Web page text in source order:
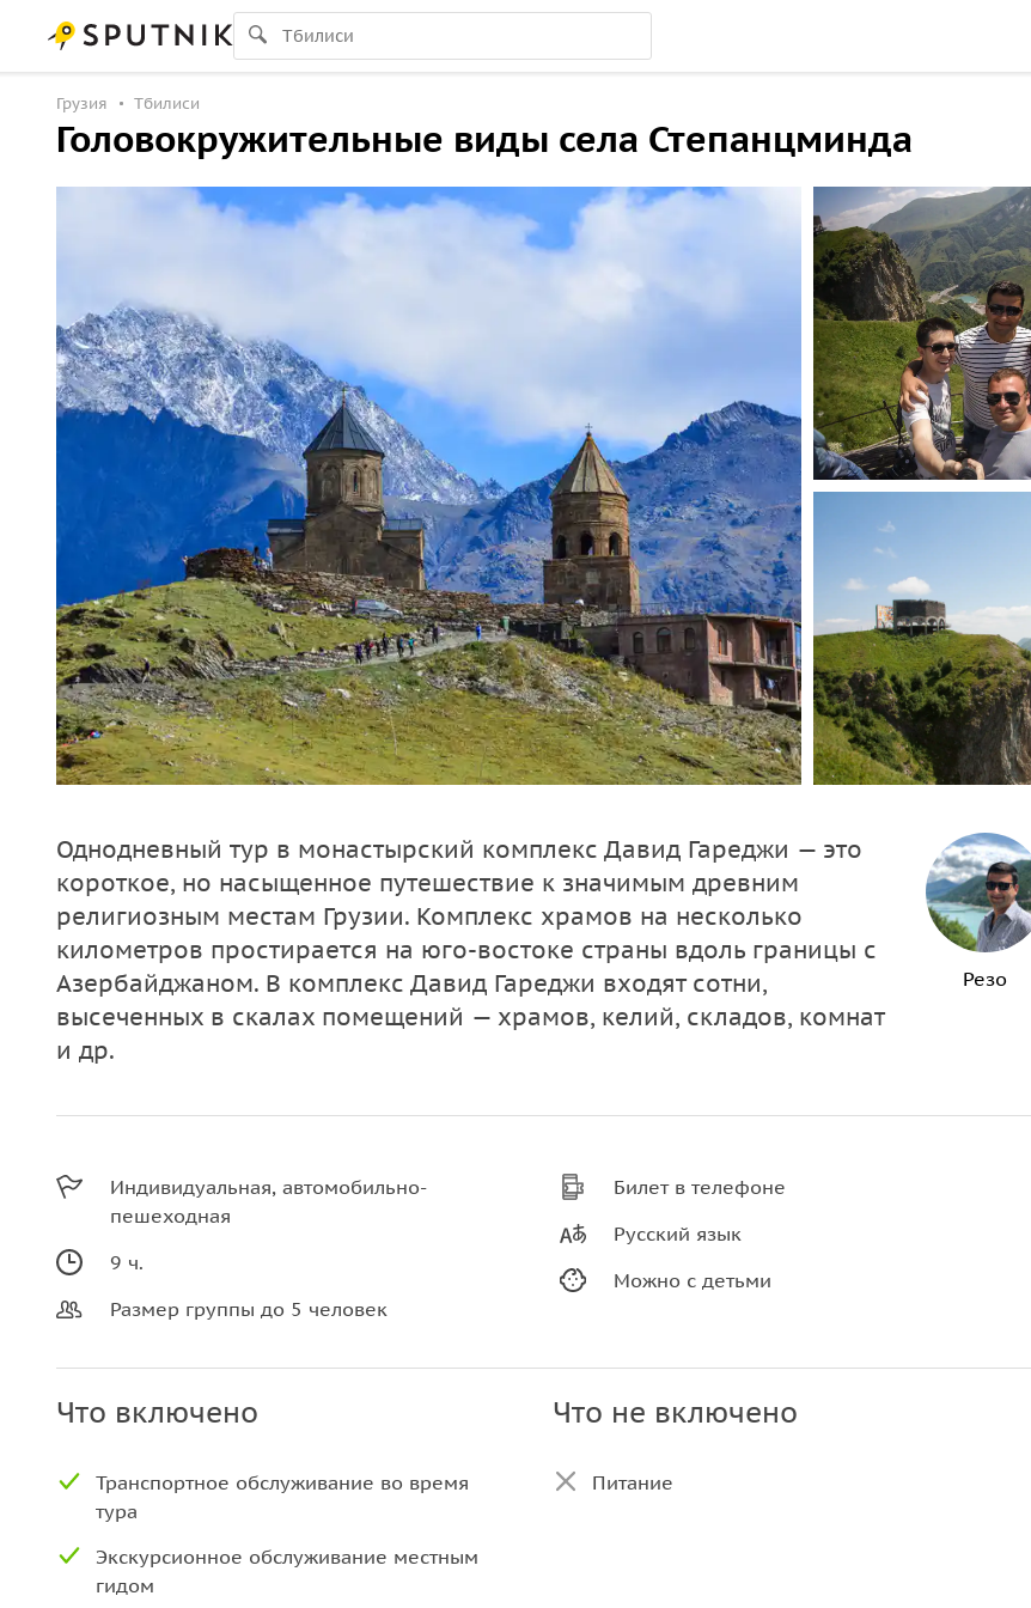
Грузия Тбилиси
Головокружительные виды села Степанцминда
Однодневный тур в монастырский комплекс Давид Гареджи — это
короткое, но насыщенное путешествие к значимым древним
религиозным местам Грузии. Комплекс храмов на несколько
километров простирается на юго-востоке страны вдоль границы с
Азербайджаном. В комплекс Давид Гареджи входят сотни,
высеченных в скалах помещений — храмов, келий, складов, комнат
и др.
Резо
Индивидуальная, автомобильно-
пешеходная
9 ч.
Размер группы до 5 человек
Билет в телефоне
Русский язык
Можно с детьми
Что включено
Транспортное обслуживание во время
тура
Экскурсионное обслуживание местным
гидом
Что не включено
Питание